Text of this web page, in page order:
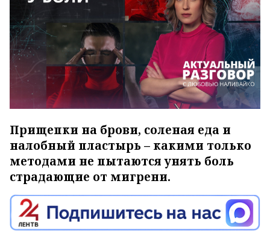
Прищепки на брови, соленая еда и
налобный пластырь – какими только
методами не пытаются унять боль
страдающие от мигрени.